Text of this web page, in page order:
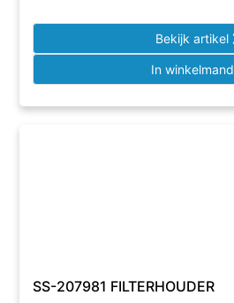
Bekijk artikel
In winkelmand
SS-207981 FILTERHOUDER